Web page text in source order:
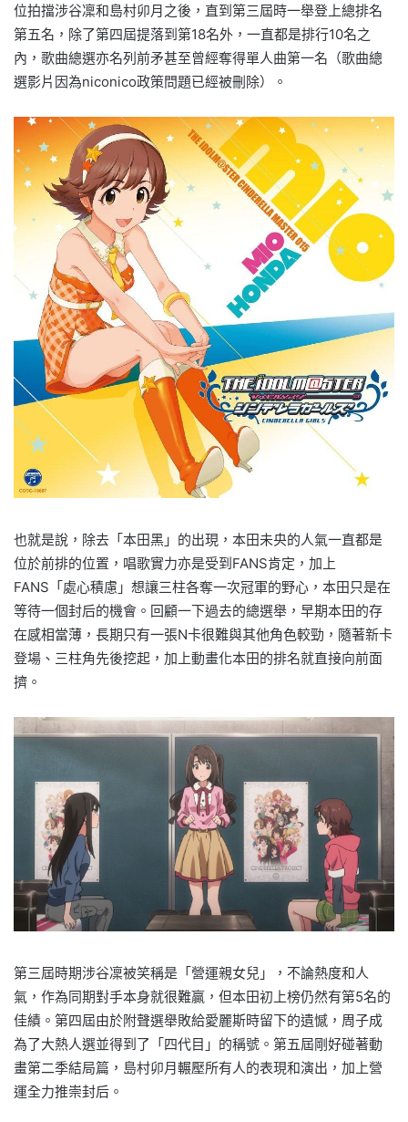
位拍擋涉谷凜和島村卯月之後，直到第三屆時一舉登上總排名
第五名，除了第四屆提落到第18名外，一直都是排行10名之
內，歌曲總選亦名列前矛甚至曾經奪得單人曲第一名（歌曲總
選影片因為niconico政策問題已經被刪除）。
也就是說，除去「本田黑」的出現，本田未央的人氣一直都是
位於前排的位置，唱歌實力亦是受到FANS肯定，加上
FANS「處心積慮」想讓三柱各奪一次冠軍的野心，本田只是在
等待一個封后的機會。回顧一下過去的總選舉，早期本田的存
在感相當薄，長期只有一張N卡很難與其他角色較勁，隨著新卡
登場、三柱角先後挖起，加上動畫化本田的排名就直接向前面
擠。
第三屆時期涉谷凜被笑稱是「營運親女兒」，不論熱度和人
氣，作為同期對手本身就很難贏，但本田初上榜仍然有第5名的
佳績。第四屆由於附聲選舉敗給愛麗斯時留下的遺憾，周子成
為了大熱人選並得到了「四代目」的稱號。第五屆剛好碰著動
畫第二季結局篇，島村卯月輾壓所有人的表現和演出，加上營
運全力推崇封后。